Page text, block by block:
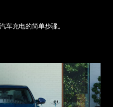
车充电的简单步骤。